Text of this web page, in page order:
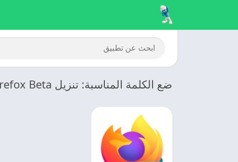
ضع الكلمة المناسبة: تنزيل Firefox Beta